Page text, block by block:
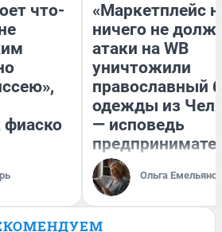
что-
фиаско
«Маркетплейс
ничего не
атаки на WB
уничтожили
православный
одежды из
— исповедь
Ольга